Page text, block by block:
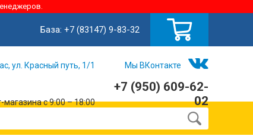
База: +7 (83147) 9-83-32
ул. Красный путь, 1/1 Мы ВКонтакте
с 9:00 – 18:00
+7 (950) 609-62-
02